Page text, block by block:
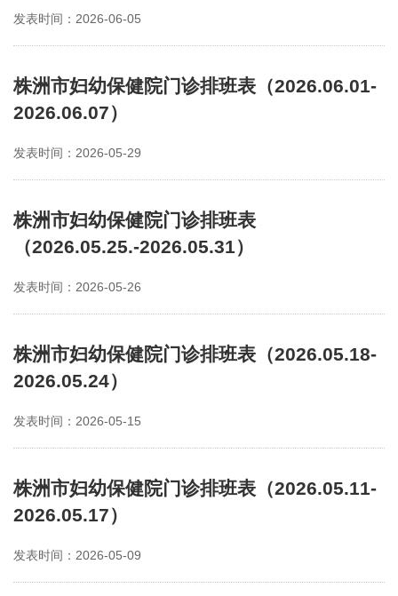
发表时间：2026-06-05
株洲市妇幼保健院门诊排班表（2026.06.01-
2026.06.07）
发表时间：2026-05-29
株洲市妇幼保健院门诊排班表
（2026.05.25.-2026.05.31）
发表时间：2026-05-26
株洲市妇幼保健院门诊排班表（2026.05.18-
2026.05.24）
发表时间：2026-05-15
株洲市妇幼保健院门诊排班表（2026.05.11-
2026.05.17）
发表时间：2026-05-09